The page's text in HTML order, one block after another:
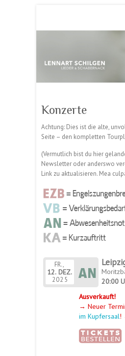
Konzerte
Achtung: Dies ist die alte,
Seite – den kompletten
(Vermutlich bist du hier
Newsletter oder anderswo
Link zu aktualisieren. Mea
FR.,
12. DEZ.
2025
20:00
Ausverkauft!
→ Neuer
im Kupfersaal!